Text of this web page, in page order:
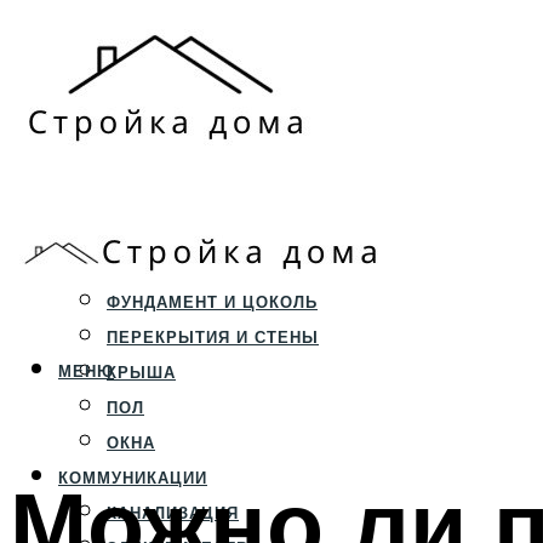
СТРОИТЕЛЬСТВО
ФУНДАМЕНТ И ЦОКОЛЬ
ПЕРЕКРЫТИЯ И СТЕНЫ
КРЫША
ПОЛ
ОКНА
КОММУНИКАЦИИ
КАНАЛИЗАЦИЯ
МЕНЮ